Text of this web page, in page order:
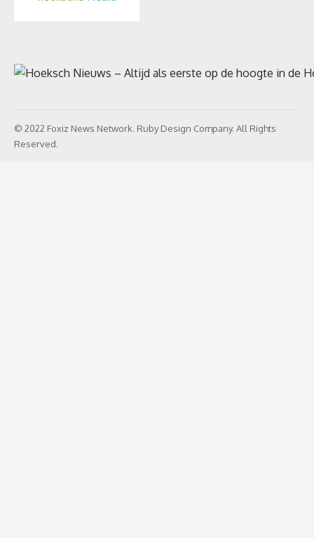
© 2022 Foxiz News Network. Ruby Design Company. All Rights
Reserved.